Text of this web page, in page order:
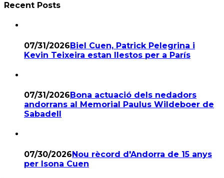
Recent Posts
07/31/2026Biel Cuen, Patrick Pelegrina i
Kevin Teixeira estan llestos per a París
07/31/2026Bona actuació dels nedadors
andorrans al Memorial Paulus Wildeboer de
Sabadell
07/30/2026Nou rècord d'Andorra de 15 anys
per Isona Cuen